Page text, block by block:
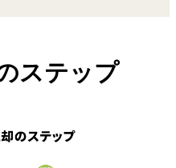
ステップ